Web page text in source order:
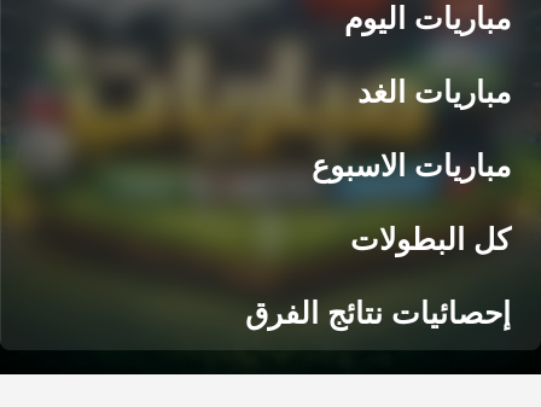
مباريات اليوم
مباريات الغد
مباريات الاسبوع
كل البطولات
إحصائيات نتائج الفرق